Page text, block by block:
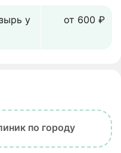
у
от 600 ₽
по городу